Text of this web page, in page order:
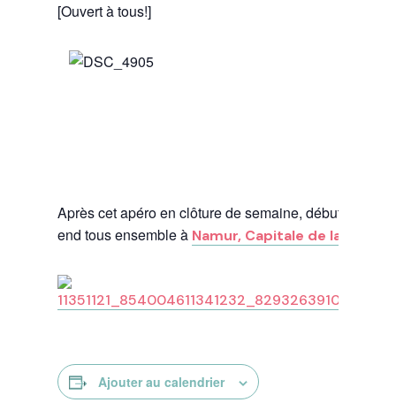
[Ouvert à tous!]
Après cet apéro en clôture de semaine, débutons le
end tous ensemble à Namur, Capitale de la Bière
Ajouter au calendrier